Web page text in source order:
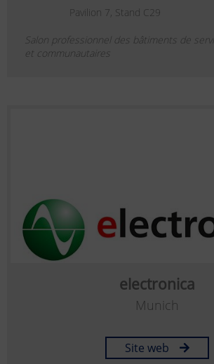
Pavilion 7, Stand C29
Salon professionnel des bâtiments de
et communautaires
electronica
Munich
Site web